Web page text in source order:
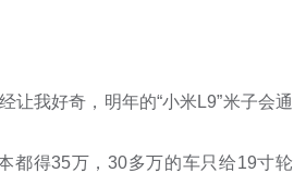
我好奇，明年的“小米L9”米子会通
都得35万，30多万的车只给19寸轮